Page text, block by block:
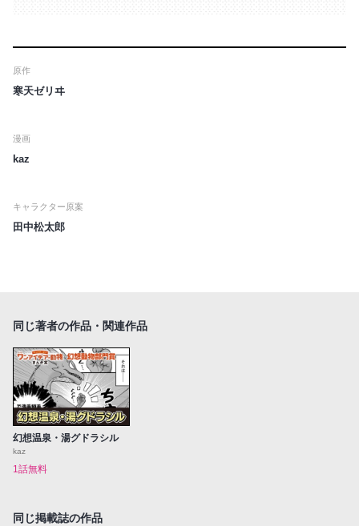
原作
寒天ゼリヰ
漫画
kaz
キャラクター原案
田中松太郎
同じ著者の作品・関連作品
幻想温泉・湯グドラシル
kaz
1話無料
同じ掲載誌の作品